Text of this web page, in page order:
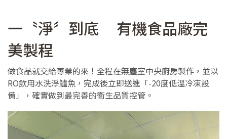
一〝淨〞到底 有機食品廠完
美製程
做食品就交給專業的來！全程在無塵室中央廚房製作，並以
RO飲用水洗淨鱸魚，完成後立即送進「-20度低溫冷凍設
備」，確實做到最完善的衛生品質控管。